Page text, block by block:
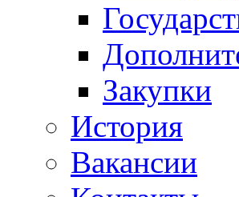
Закупки
История
Вакансии